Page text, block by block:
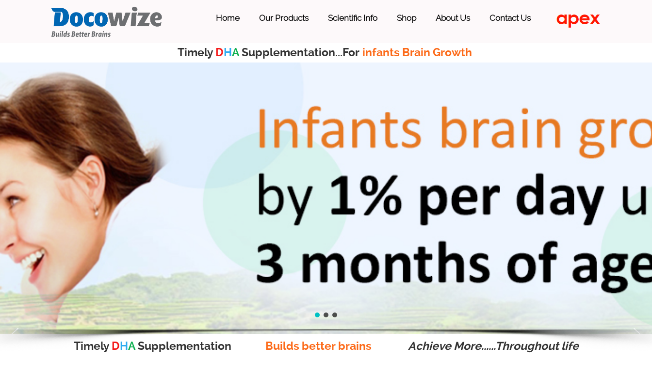
Home Our Products Scientific Info Shop About Us Contact Us
Timely DHASupplementation...For infants Brain Growth
Timely DHASupplementation Builds better brains Achieve More......Throughout life